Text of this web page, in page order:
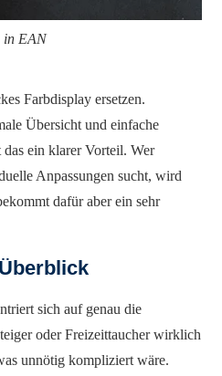
in EAN
Farbdisplay ersetzen.
Übersicht und einfache
ein klarer Vorteil. Wer
Anpassungen sucht, wird
dafür aber ein sehr
sich auf genau die
oder Freizeittaucher wirklich
unnötig kompliziert wäre.